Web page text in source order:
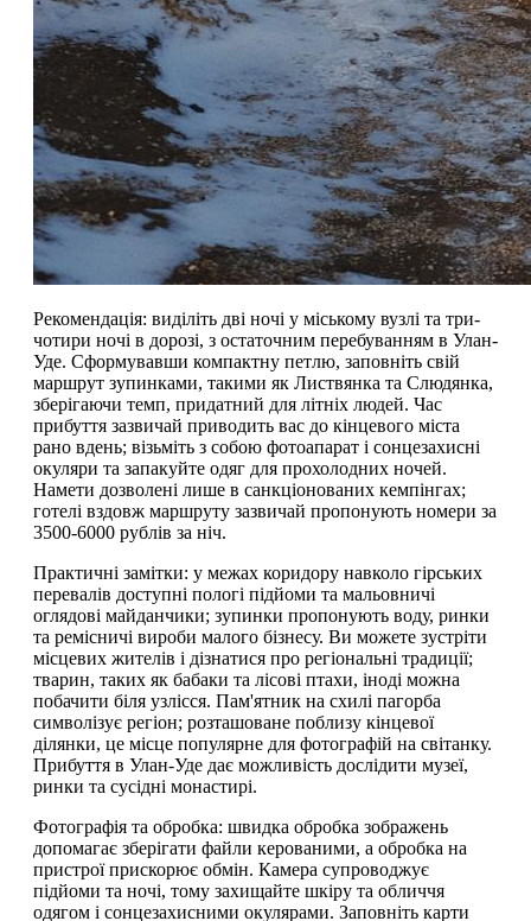
Рекомендація: виділіть дві ночі у міському вузлі та три-
чотири ночі в дорозі, з остаточним перебуванням в Улан-
Уде. Сформувавши компактну петлю, заповніть свій
маршрут зупинками, такими як Листвянка та Слюдянка,
зберігаючи темп, придатний для літніх людей. Час
прибуття зазвичай приводить вас до кінцевого міста
рано вдень; візьміть з собою фотоапарат і сонцезахисні
окуляри та запакуйте одяг для прохолодних ночей.
Намети дозволені лише в санкціонованих кемпінгах;
готелі вздовж маршруту зазвичай пропонують номери за
3500-6000 рублів за ніч.
Практичні замітки: у межах коридору навколо гірських
перевалів доступні пологі підйоми та мальовничі
оглядові майданчики; зупинки пропонують воду, ринки
та ремісничі вироби малого бізнесу. Ви можете зустріти
місцевих жителів і дізнатися про регіональні традиції;
тварин, таких як бабаки та лісові птахи, іноді можна
побачити біля узлісся. Пам'ятник на схилі пагорба
символізує регіон; розташоване поблизу кінцевої
ділянки, це місце популярне для фотографій на світанку.
Прибуття в Улан-Уде дає можливість дослідити музеї,
ринки та сусідні монастирі.
Фотографія та обробка: швидка обробка зображень
допомагає зберігати файли керованими, а обробка на
пристрої прискорює обмін. Камера супроводжує
підйоми та ночі, тому захищайте шкіру та обличчя
одягом і сонцезахисними окулярами. Заповніть карти